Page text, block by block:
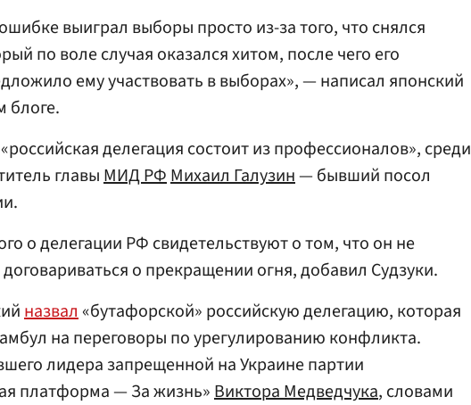
выиграл выборы просто из-за того, что снялся
по воле случая оказался хитом, после чего его
ему участвовать в выборах», — написал японский
блоге.
делегация состоит из профессионалов», среди
главыМИД РФМихаил Галузин— бывший посол
о делегации РФ свидетельствуют о том, что он не
о прекращении огня, добавил Судзуки.
назвал«бутафорской» российскую делегацию, которая
на переговоры по урегулированию конфликта.
лидера запрещенной на Украине партии
платформа — За жизнь»Виктора Медведчука, словами